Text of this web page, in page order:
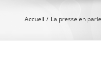
Accueil La presse en parle